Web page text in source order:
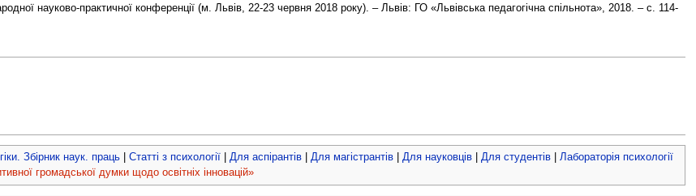
науково-практичної конференції (м. Львів, 22-23 червня 2018 року). – Львів: ГО «Львівська педагогічна спільнота», 2018. – с. 114-
Збірник наук. праць| Статті з психології| Для аспірантів| Для магістрантів| Для науковців| Для студентів| Лабораторія психології
громадської думки щодо освітніх інновацій»